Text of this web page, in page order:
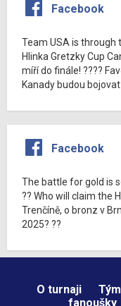
Facebook
Team USA is through
Hlinka Gretzky Cup
míří do finále! ????
Kanady budou
Facebook
The battle for gold is
?? Who will claim the
Trenčíně, o bronz v
2025? ??
O turnaji
fanoušky